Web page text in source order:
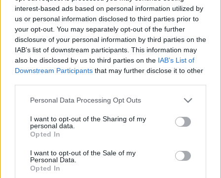
interest-based ads based on personal information utilized by
us or personal information disclosed to third parties prior to
your opt-out. You may separately opt-out of the further
disclosure of your personal information by third parties on the
IAB’s list of downstream participants. This information may
also be disclosed by us to third parties on the IAB’s List of
Downstream Participants that may further disclose it to other
Personal Data Processing Opt Outs
I want to opt-out of the Sharing of my
personal data.
Opted In
I want to opt-out of the Sale of my
Personal Data.
Opted In